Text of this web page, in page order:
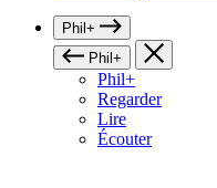
Phil+
Phil+
Phil+
Regarder
Lire
Écouter